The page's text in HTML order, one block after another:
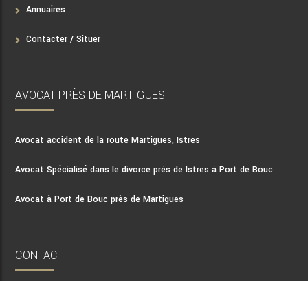
Annuaires
Contacter / Situer
AVOCAT PRÈS DE MARTIGUES
Avocat accident de la route Martigues, Istres
Avocat Spécialisé dans le divorce près de Istres à Port de Bouc
Avocat à Port de Bouc près de Martigues
CONTACT